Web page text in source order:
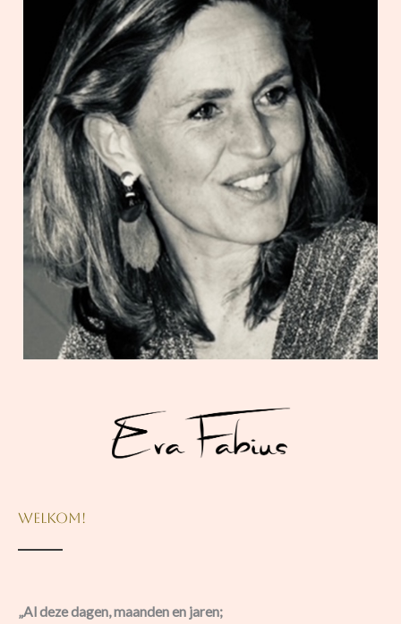
Welkom!
„Al deze dagen, maanden en jaren;